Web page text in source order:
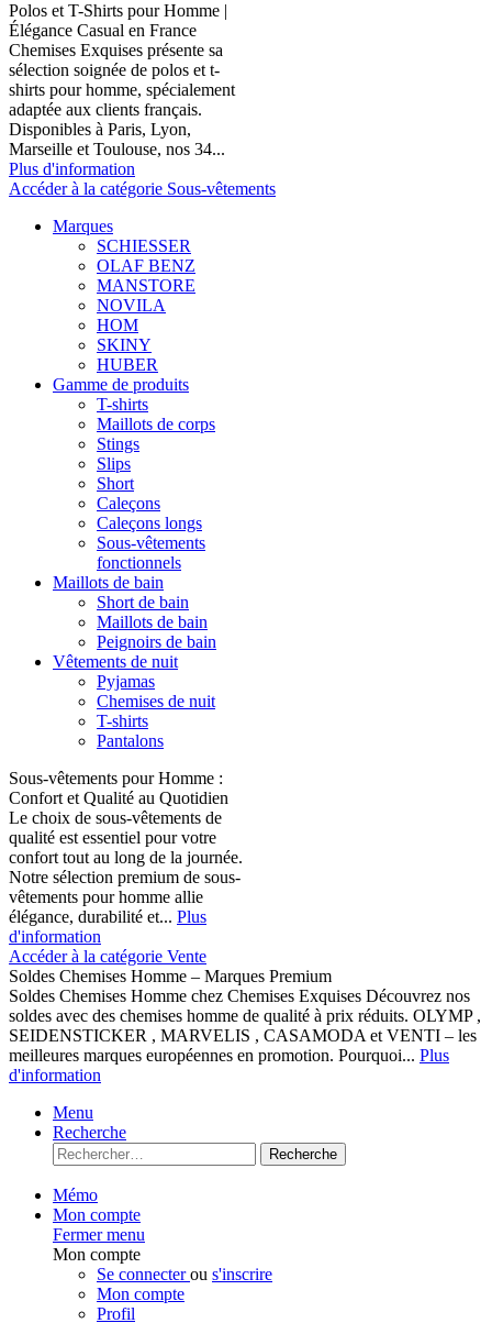
Polos et T-Shirts pour Homme |
Élégance Casual en France
Chemises Exquises présente sa
sélection soignée de polos et t-
shirts pour homme, spécialement
adaptée aux clients français.
Disponibles à Paris, Lyon,
Marseille et Toulouse, nos 34...
Plus d'information
Accéder à la catégorie Sous-vêtements
Marques
SCHIESSER
OLAF BENZ
MANSTORE
NOVILA
HOM
SKINY
HUBER
Gamme de produits
T-shirts
Maillots de corps
Stings
Slips
Short
Caleçons
Caleçons longs
Sous-vêtements
fonctionnels
Maillots de bain
Short de bain
Maillots de bain
Peignoirs de bain
Vêtements de nuit
Pyjamas
Chemises de nuit
T-shirts
Pantalons
Sous-vêtements pour Homme :
Confort et Qualité au Quotidien
Le choix de sous-vêtements de
qualité est essentiel pour votre
confort tout au long de la journée.
Notre sélection premium de sous-
vêtements pour homme allie
élégance, durabilité et... Plus
d'information
Accéder à la catégorie Vente
Soldes Chemises Homme – Marques Premium
Soldes Chemises Homme chez Chemises Exquises Découvrez nos
soldes avec des chemises homme de qualité à prix réduits. OLYMP ,
SEIDENSTICKER , MARVELIS , CASAMODA et VENTI – les
meilleures marques européennes en promotion. Pourquoi... Plus
d'information
Menu
Recherche
Recherche
Mémo
Mon compte
Fermer menu
Mon compte
Se connecterou s'inscrire
Mon compte
Profil